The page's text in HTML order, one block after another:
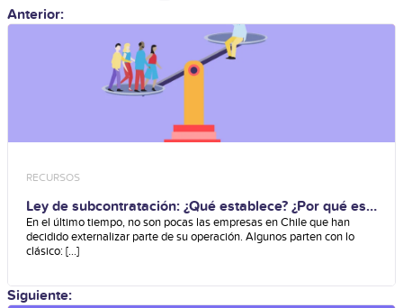
Anterior:
RECURSOS
Ley de subcontratación: ¿Qué establece? ¿Por qué es
importante?
En el último tiempo, no son pocas las empresas en Chile que han
decidido externalizar parte de su operación. Algunos parten con lo
clásico: [...]
Siguiente: